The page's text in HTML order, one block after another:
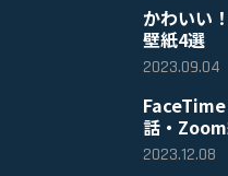
かわいい
壁紙4選
2023.09.04
話・
2023.12.08